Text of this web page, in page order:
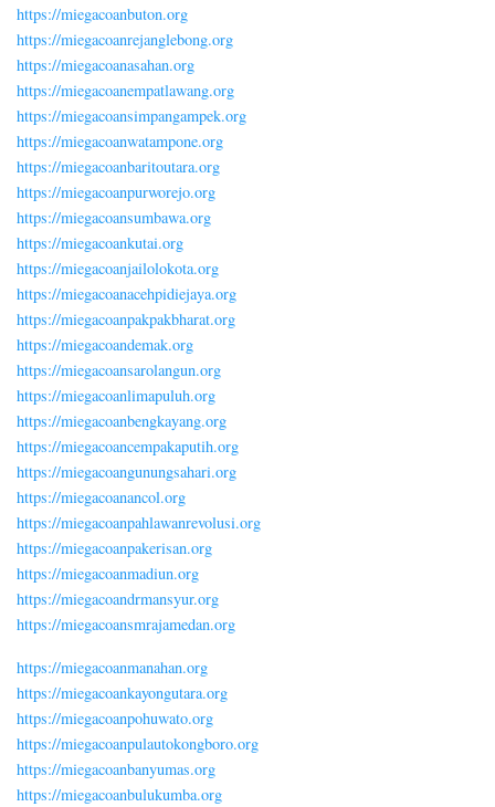
https://miegacoanbuton.org
https://miegacoanrejanglebong.org
https://miegacoanasahan.org
https://miegacoanempatlawang.org
https://miegacoansimpangampek.org
https://miegacoanwatampone.org
https://miegacoanbaritoutara.org
https://miegacoanpurworejo.org
https://miegacoansumbawa.org
https://miegacoankutai.org
https://miegacoanjailolokota.org
https://miegacoanacehpidiejaya.org
https://miegacoanpakpakbharat.org
https://miegacoandemak.org
https://miegacoansarolangun.org
https://miegacoanlimapuluh.org
https://miegacoanbengkayang.org
https://miegacoancempakaputih.org
https://miegacoangunungsahari.org
https://miegacoanancol.org
https://miegacoanpahlawanrevolusi.org
https://miegacoanpakerisan.org
https://miegacoanmadiun.org
https://miegacoandrmansyur.org
https://miegacoansmrajamedan.org
https://miegacoanmanahan.org
https://miegacoankayongutara.org
https://miegacoanpohuwato.org
https://miegacoanpulautokongboro.org
https://miegacoanbanyumas.org
https://miegacoanbulukumba.org